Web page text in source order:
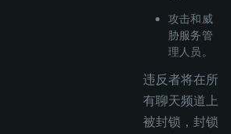
攻击和威
胁服务管
理人员。
违反者将在所
有聊天频道上
被封锁，封锁